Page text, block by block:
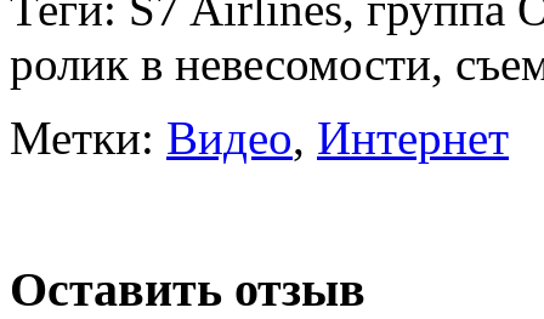
ролик в невесомости,
Метки: Видео, Интернет
Оставить отзыв